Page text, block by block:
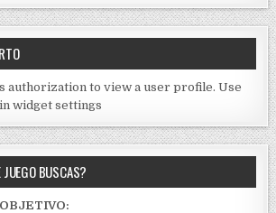
authorization to view a user profile. Use
widget settings
BUSCAS?